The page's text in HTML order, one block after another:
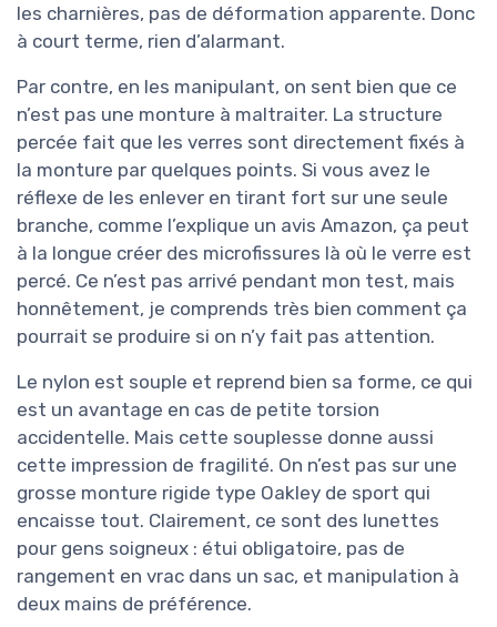
les charnières, pas de déformation apparente. Donc
à court terme, rien d’alarmant.
Par contre, en les manipulant, on sent bien que ce
n’est pas une monture à maltraiter. La structure
percée fait que les verres sont directement fixés à
la monture par quelques points. Si vous avez le
réflexe de les enlever en tirant fort sur une seule
branche, comme l’explique un avis Amazon, ça peut
à la longue créer des microfissures là où le verre est
percé. Ce n’est pas arrivé pendant mon test, mais
honnêtement, je comprends très bien comment ça
pourrait se produire si on n’y fait pas attention.
Le nylon est souple et reprend bien sa forme, ce qui
est un avantage en cas de petite torsion
accidentelle. Mais cette souplesse donne aussi
cette impression de fragilité. On n’est pas sur une
grosse monture rigide type Oakley de sport qui
encaisse tout. Clairement, ce sont des lunettes
pour gens soigneux : étui obligatoire, pas de
rangement en vrac dans un sac, et manipulation à
deux mains de préférence.